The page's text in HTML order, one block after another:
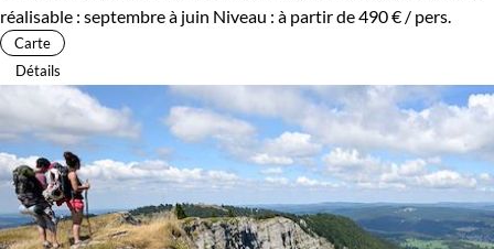
réalisable : septembre à juin Niveau : à partir de490 € / pers.
Carte
Détails